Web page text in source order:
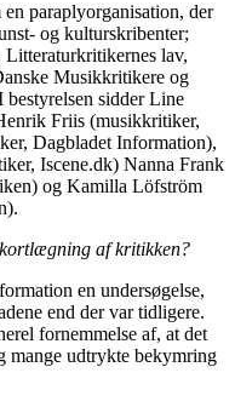
paraplyorganisation, der
og kulturskribenter;
lav,
Musikkritikere og
bestyrelsen sidder Line
Friis (musikkritiker,
Dagbladet Information),
Iscene.dk) Nanna Frank
og Kamilla Löfström
af kritikken?
en undersøgelse,
end der var tidligere.
fornemmelse af, at det
mange udtrykte bekymring